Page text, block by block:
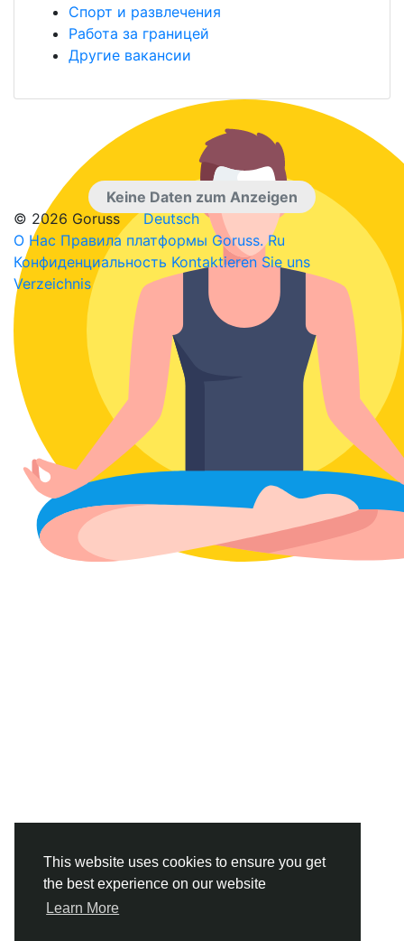
This website uses cookies to ensure you get
the best experience on our website
Learn More
Спорт и развлечения
Работа за границей
Другие вакансии
Keine Daten zum Anzeigen
© 2026 Goruss
Deutsch
О Нас Правила платформы Goruss. Ru
Конфиденциальность Kontaktieren Sie uns
Verzeichnis